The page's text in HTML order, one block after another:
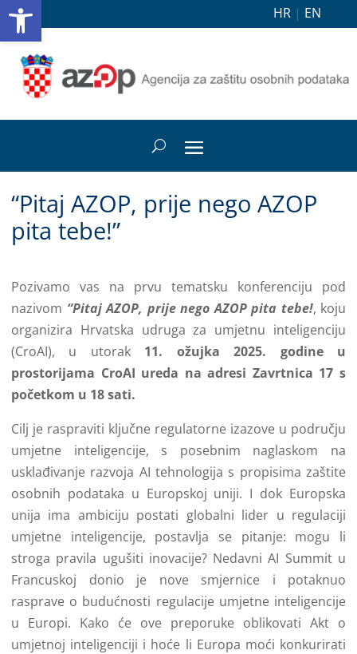
HR | EN
“Pitaj AZOP, prije nego AZOP
pita tebe!”
Pozivamo vas na prvu tematsku konferenciju pod
nazivom “Pitaj AZOP, prije nego AZOP pita tebe!, koju
organizira Hrvatska udruga za umjetnu inteligenciju
(CroAI), u utorak 11. ožujka 2025. godine u
prostorijama CroAI ureda na adresi Zavrtnica 17 s
početkom u 18 sati.
Cilj je raspraviti ključne regulatorne izazove u području
umjetne inteligencije, s posebnim naglaskom na
usklađivanje razvoja AI tehnologija s propisima zaštite
osobnih podataka u Europskoj uniji. I dok Europska
unija ima ambiciju postati globalni lider u regulaciji
umjetne inteligencije, postavlja se pitanje: mogu li
stroga pravila ugušiti inovacije? Nedavni AI Summit u
Francuskoj donio je nove smjernice i potaknuo
rasprave o budućnosti regulacije umjetne inteligencije
u Europi. Kako će ove preporuke oblikovati Akt o
umjetnoj inteligenciji i hoće li Europa moći konkurirati